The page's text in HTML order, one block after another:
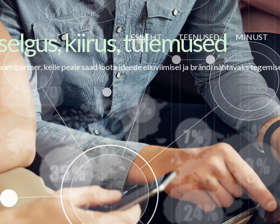
ESILEHT TEENUSED MINUST
kiirus, tulemused
kelle peale saad loota ideede elluviimisel ja brändi nähtavaks